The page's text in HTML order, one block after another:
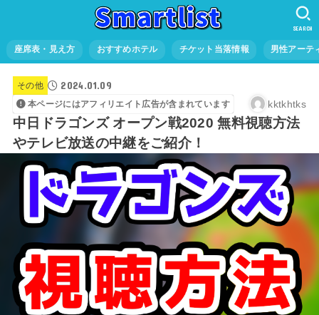
座席表・見え方 おすすめホテル チケット当落情報 男性アーテ
SEARCH
その他 2024.01.09
本ページにはアフィリエイト広告が含まれています kktkhtks
中日ドラゴンズ オープン戦2020 無料視聴方法
やテレビ放送の中継をご紹介！